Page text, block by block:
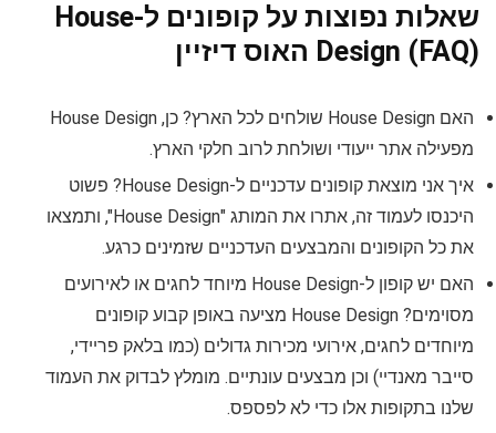
שאלות נפוצות על קופונים ל-House
Design (FAQ) האוס דיזיין
האם House Design שולחים לכל הארץ? כן, House Design
מפעילה אתר ייעודי ושולחת לרוב חלקי הארץ.
איך אני מוצאת קופונים עדכניים ל-House Design? פשוט
היכנסו לעמוד זה, אתרו את המותג "House Design", ותמצאו
את כל הקופונים והמבצעים העדכניים שזמינים כרגע.
האם יש קופון ל-House Design מיוחד לחגים או לאירועים
מסוימים? House Design מציעה באופן קבוע קופונים
מיוחדים לחגים, אירועי מכירות גדולים (כמו בלאק פריידי,
סייבר מאנדיי) וכן מבצעים עונתיים. מומלץ לבדוק את העמוד
שלנו בתקופות אלו כדי לא לפספס.